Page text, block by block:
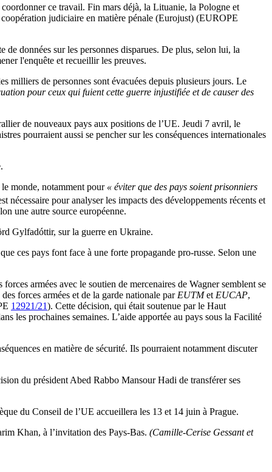
ce travail. Fin mars déjà, la Lituanie, la Pologne et
judiciaire en matière pénale (Eurojust) (EUROPE
données sur les personnes disparues. De plus, selon lui, la
l'enquête et recueillir les preuves.
milliers de personnes sont évacuées depuis plusieurs jours. Le
pour ceux qui fuient cette guerre injustifiée et de causer des
de nouveaux pays aux positions de l’UE. Jeudi 7 avril, le
pourraient aussi se pencher sur les conséquences internationales
monde, notamment pour « éviter que des pays soient prisonniers
nécessaire pour analyser les impacts des développements récents et
une autre source européenne.
Gylfadóttir, sur la guerre en Ukraine.
ces pays font face à une forte propagande pro-russe. Selon une
armées avec le soutien de mercenaires de Wagner semblent se
forces armées et de la garde nationale par EUTMet EUCAP,
12921/21). Cette décision, qui était soutenue par le Haut
les prochaines semaines. L’aide apportée au pays sous la Facilité
en matière de sécurité. Ils pourraient notamment discuter
du président Abed Rabbo Mansour Hadi de transférer ses
du Conseil de l’UE accueillera les 13 et 14 juin à Prague.
Khan, à l’invitation des Pays-Bas. (Camille-Cerise Gessant et